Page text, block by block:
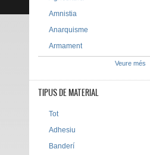
Amnistia
Anarquisme
Armament
Veure més
TIPUS DE MATERIAL
Tot
Adhesiu
Banderí